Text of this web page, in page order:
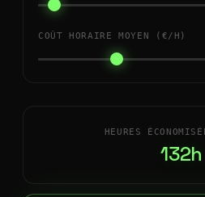
COÛT HORAIRE MOYEN (€/H)
HEURES
132h